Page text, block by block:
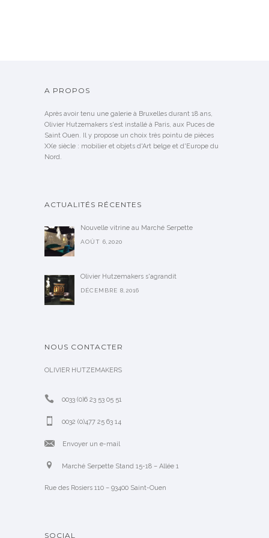
A PROPOS
Après avoir tenu une galerie à Bruxelles durant 18 ans,
Olivier Hutzemakers s'est installé à Paris, aux Puces de
Saint Ouen. Il y propose un choix très pointu de pièces
XXe siècle : mobilier et objets d'Art belge et d'Europe du
Nord.
ACTUALITÉS RÉCENTES
Nouvelle vitrine au Marché Serpette
AOÛT 6,2020
Olivier Hutzemakers s'agrandit
DÉCEMBRE 8,2016
NOUS CONTACTER
OLIVIER HUTZEMAKERS
0033 (0)6 23 53 05 51
0032 (0)477 25 63 14
Envoyer un e-mail
Marché Serpette Stand 15-18 – Allée 1
Rue des Rosiers 110 – 93400 Saint-Ouen
SOCIAL